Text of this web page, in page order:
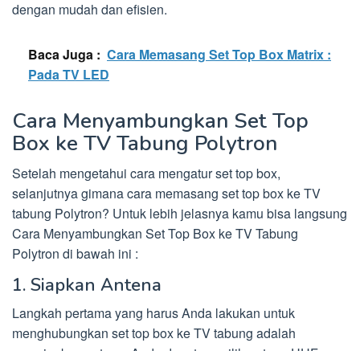
dengan mudah dan efisien.
Baca Juga : Cara Memasang Set Top Box Matrix :
Pada TV LED
Cara Menyambungkan Set Top
Box ke TV Tabung Polytron
Setelah mengetahui cara mengatur set top box,
selanjutnya gimana cara memasang set top box ke TV
tabung Polytron? Untuk lebih jelasnya kamu bisa langsung
Cara Menyambungkan Set Top Box ke TV Tabung
Polytron di bawah ini :
1. Siapkan Antena
Langkah pertama yang harus Anda lakukan untuk
menghubungkan set top box ke TV tabung adalah